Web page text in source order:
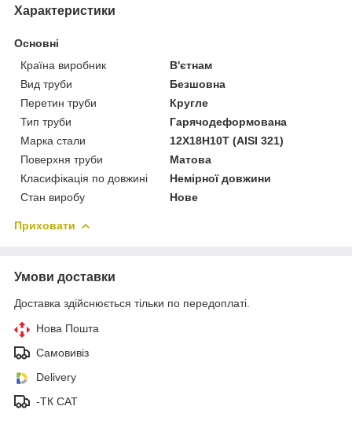
Характеристики
Основні
Країна виробник
В'єтнам
Вид труби
Безшовна
Перетин труби
Кругле
Тип труби
Гарячодеформована
Марка стали
12Х18Н10Т (AISI 321)
Поверхня труби
Матова
Класифікація по довжині
Немірної довжини
Стан виробу
Нове
Приховати
Умови доставки
Доставка здійснюється тільки по передоплаті.
Нова Пошта
Самовивіз
Delivery
-ТК САТ